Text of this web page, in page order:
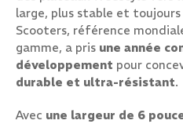
large, plus stable et toujours
Scooters, référence
gamme, a pris une année
développement pour
durable et ultra-résistant.
Avec une largeur de 6